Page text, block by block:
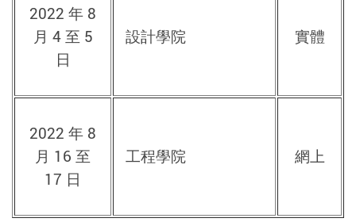
2022 年 8
月 4 至 5
日
設計學院 實體
2022 年 8
月 16 至
17 日
工程學院 網上